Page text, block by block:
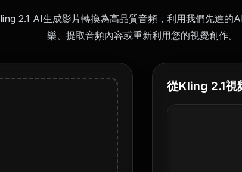
2.1 AI生成影片轉換為高品質音頻，利用我們先進的
樂、提取音頻內容或重新利用您的視覺創作。
從Kling 2.1視